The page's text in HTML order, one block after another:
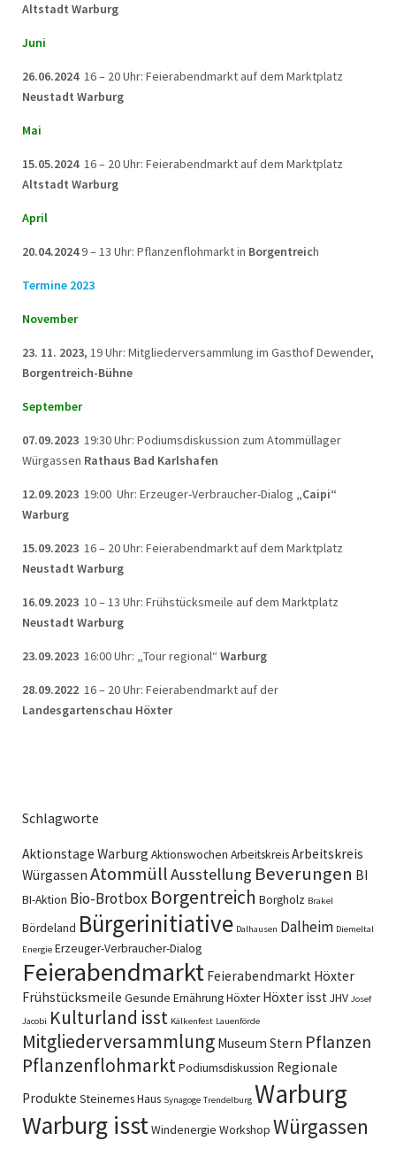
Altstadt Warburg
Juni
26.06.2024 16 – 20 Uhr: Feierabendmarkt auf dem Marktplatz
Neustadt Warburg
Mai
15.05.2024 16 – 20 Uhr: Feierabendmarkt auf dem Marktplatz
Altstadt Warburg
April
20.04.20249 – 13 Uhr: Pflanzenflohmarkt in Borgentreich
Termine 2023
November
23. 11. 2023, 19 Uhr: Mitgliederversammlung im Gasthof Dewender,
Borgentreich-Bühne
September
07.09.2023 19:30 Uhr: Podiumsdiskussion zum Atommüllager
Würgassen Rathaus Bad Karlshafen
12.09.2023 19:00 Uhr: Erzeuger-Verbraucher-Dialog „Caipi“
Warburg
15.09.2023 16 – 20 Uhr: Feierabendmarkt auf dem Marktplatz
Neustadt Warburg
16.09.2023 10 – 13 Uhr: Frühstücksmeile auf dem Marktplatz
Neustadt Warburg
23.09.2023 16:00 Uhr: „Tour regional“ Warburg
28.09.2022 16 – 20 Uhr: Feierabendmarkt auf der
Landesgartenschau Höxter
Schlagworte
Aktionstage Warburg Aktionswochen ArbeitskreisArbeitskreis
Würgassen AtommüllAusstellung Beverungen BI
BI-Aktion Bio-Brotbox Borgentreich Borgholz Brakel
Bördeland Bürgerinitiative Dalhausen Dalheim Diemeltal
Energie Erzeuger-Verbraucher-Dialog
Feierabendmarkt Feierabendmarkt Höxter
Frühstücksmeile Gesunde ErnährungHöxter Höxter isstJHV Josef
Jacobi Kulturland isst Kälkenfest Lauenförde
Mitgliederversammlung Museum Stern Pflanzen
PflanzenflohmarktPodiumsdiskussion Regionale
Produkte Steinernes Haus Synagoge Trendelburg Warburg
Warburg isstWindenergie Workshop Würgassen